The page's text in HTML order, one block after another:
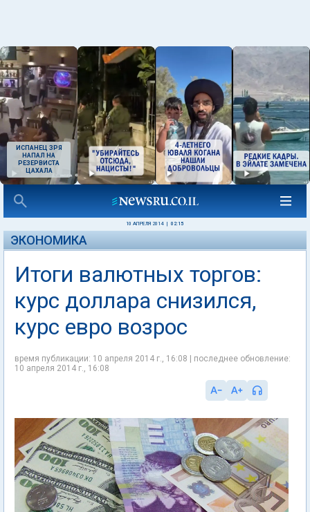
ИСПАНЕЦ ЗРЯ
НАПАЛ НА
РЕЗЕРВИСТА
ЦАХАЛА
10 АПРЕЛЯ 2014 02:15
ЭКОНОМИКА
Итоги валютных торгов:
курс доллара снизился,
курс евро возрос
время публикации: 10 апреля 2014 г., 16:08 | последнее обновление:
10 апреля 2014 г., 16:08